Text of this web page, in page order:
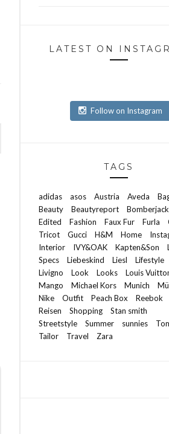
LATEST ON
Follow on Instagram
TAGS
adidas asos Austria Aveda
Beauty
Beautyreport
Edited
Fashion Faux Fur Furla
Tricot
Gucci H&M Home
Interior
IVY&OAK Kapten&Son
Specs
Liebeskind Liesl
Lifestyle
Livigno
Look Looks
Louis
Mango
Michael Kors Munich
Nike
Outfit Peach Box
Reebok
Reisen
Shopping
Stan smith
Streetstyle
Summer sunnies
Tailor
Travel Zara